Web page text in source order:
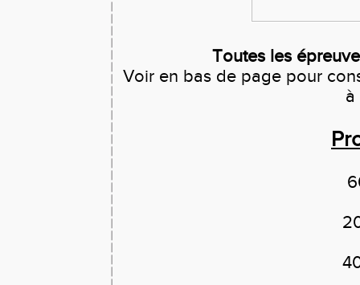
Toutes les
Voir en bas de page pour
à